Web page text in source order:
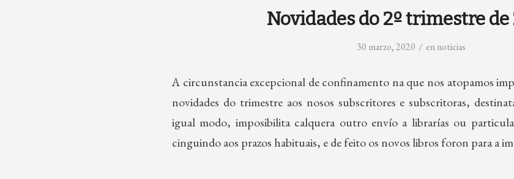
Novidades do 2º trimestre
30 marzo, 2020 / ennoticias
A circunstancia excepcional de confinamento na que nos atopamos
novidades do trimestre aos nosos subscritores e subscritoras,
igual modo, imposibilita calquera outro envío a librarías ou
cinguindo aos prazos habituais, e de feito os novos libros foron para a